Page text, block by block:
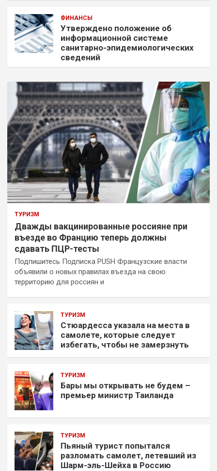
ФИНАНСЫ
Утверждено положение об
информационной системе
санитарно-эпидемиологических
сведений
ТУРИЗМ
Дважды вакцинированные россияне при
въезде во Францию теперь должны
сдавать ПЦР-тесты
Подпишитесь Подписка PUSH Французские власти
объявили о новых правилах въезда на свою
территорию для россиян и
ТУРИЗМ
Стюардесса указала на места в
самолете, которые следует
избегать, чтобы не замерзнуть
ТУРИЗМ
Бары мы открывать не будем –
премьер министр Таиланда
ТУРИЗМ
Пьяный турист попытался
разломать самолет, летевший из
Шарм-эль-Шейха в Россию